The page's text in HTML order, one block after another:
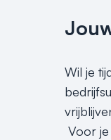
Wil je
Voor